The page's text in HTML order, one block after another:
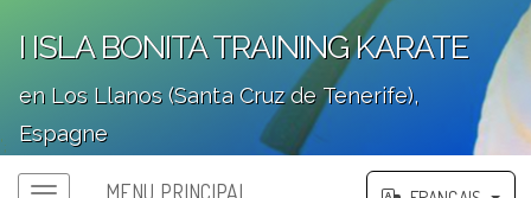
I ISLA BONITA TRAINING KARATE
en Los Llanos (Santa Cruz de Tenerife),
Espagne
';
MENU PRINCIPAL